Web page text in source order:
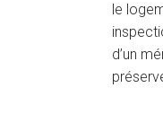
le
d’un